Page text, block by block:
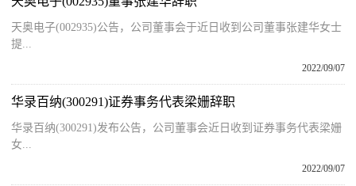
天奥电子(002935)公告，公司董事会于近日收到公司董事张建华女士
提...
2022/09/07
华录百纳(300291)证券事务代表梁姗辞职
华录百纳(300291)发布公告，公司董事会近日收到证券事务代表梁姗
女...
2022/09/07